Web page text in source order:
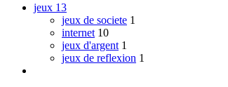
jeux 13
jeux de societe 1
internet 10
jeux d'argent 1
jeux de reflexion 1